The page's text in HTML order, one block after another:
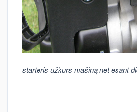
starteris užkurs mašiną net esant